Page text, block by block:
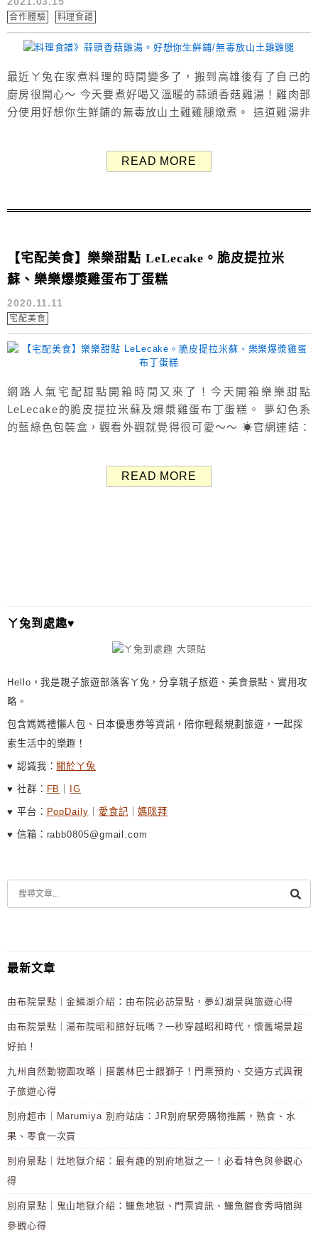
合作體驗 料理食譜
最近ㄚ兔在家煮料理的時間變多了，搬到高雄後有了自己的
廚房很開心～ 今天要煮好喝又溫暖的蒜頭香菇雞湯！雞肉部
分使用好想你生鮮鋪的無毒放山土雞雞腿燉煮。 這道雞湯非
毒放山土雞雞腿 好想你生鮮鋪的「台灣精選無毒放山土雞雞
READ MORE
【宅配美食】樂樂甜點 LeLecake。脆皮提拉米
蘇、樂樂爆漿雞蛋布丁蛋糕
2020.11.11
宅配美食
網路人氣宅配甜點開箱時間又來了！今天開箱樂樂甜點
LeLecake的脆皮提拉米蘇及爆漿雞蛋布丁蛋糕。 夢幻色系
的藍綠色包裝盒，觀看外觀就覺得很可愛～～ ☀官網連結：
時曾一天只有90元收入，心中有過好幾次放棄念頭，最後還
READ MORE
ㄚ兔到處趣♥
Hello，我是親子旅遊部落客ㄚ兔，分享親子旅遊、美食景點、實用攻
略。
包含媽媽禮懶人包、日本優惠券等資訊，陪你輕鬆規劃旅遊，一起探
索生活中的樂趣！
♥ 認識我： 關於ㄚ兔
♥ 社群： FB IG
♥ 平台： PopDaily 愛食記 ｜媽咪拜
♥ 信箱：rabb0805@gmail.com
最新文章
由布院景點｜金鱗湖介紹：由布院必訪景點，夢幻湖景與旅遊心得
由布院景點｜湯布院昭和館好玩嗎？一秒穿越昭和時代，懷舊場景超
好拍！
九州自然動物園攻略｜搭叢林巴士餵獅子！門票預約、交通方式與親
子旅遊心得
別府超市｜Marumiya 別府站店：JR別府駅旁購物推薦，熟食、水
果、零食一次買
別府景點｜灶地獄介紹：最有趣的別府地獄之一！必看特色與參觀心
得
別府景點｜鬼山地獄介紹：鱷魚地獄、門票資訊、鱷魚餵食秀時間與
參觀心得